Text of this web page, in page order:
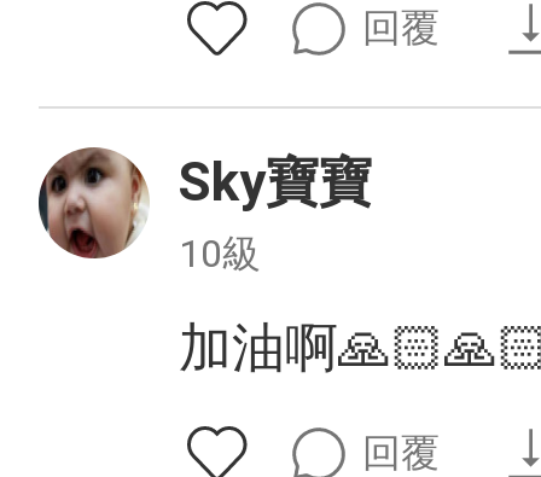
回覆
Sky寶寶
10級
加油啊
回覆